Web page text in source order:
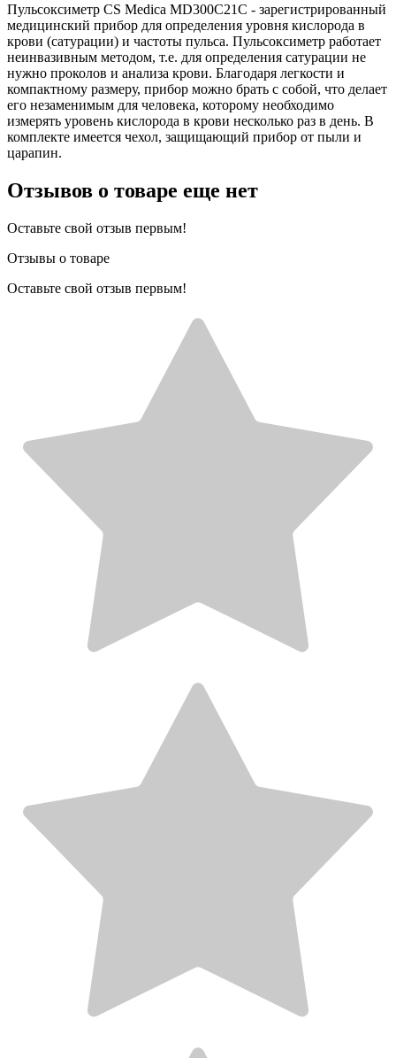
Пульсоксиметр CS Medica MD300C21C - зарегистрированный
медицинский прибор для определения уровня кислорода в
крови (сатурации) и частоты пульса. Пульсоксиметр работает
неинвазивным методом, т.е. для определения сатурации не
нужно проколов и анализа крови. Благодаря легкости и
компактному размеру, прибор можно брать с собой, что делает
его незаменимым для человека, которому необходимо
измерять уровень кислорода в крови несколько раз в день. В
комплекте имеется чехол, защищающий прибор от пыли и
царапин.
Отзывов о товаре еще нет
Оставьте свой отзыв первым!
Отзывы о товаре
Оставьте свой отзыв первым!